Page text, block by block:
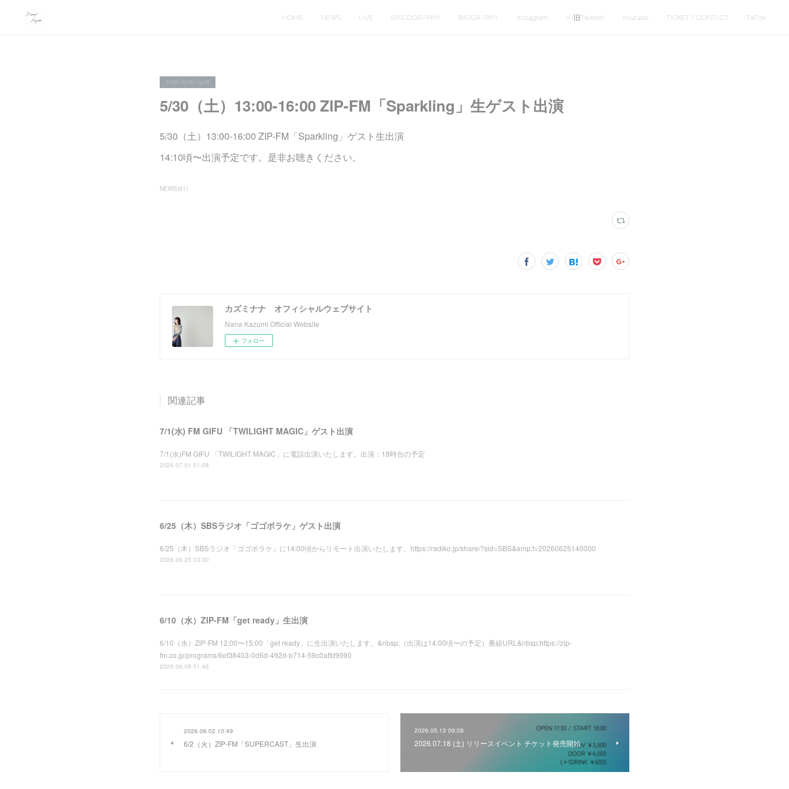
HOME NEWS LIVE DISCOGRAPHY BIOGRAPHY Instagram X (旧Twitter) Youtube TICKET / CONTACT TikTok
2026.05.26 09:18
5/30（土）13:00-16:00 ZIP-FM「Sparkling」生ゲスト出演
5/30（土）13:00-16:00 ZIP-FM「Sparkling」ゲスト生出演
14:10頃〜出演予定です。是非お聴きください。
NEWS(61)
カズミナナ オフィシャルウェブサイト
Nana Kazumi Official Website
フォロー
関連記事
7/1(水) FM GIFU 「TWILIGHT MAGIC」ゲスト出演
7/1(水)FM GIFU 「TWILIGHT MAGIC」に電話出演いたします。出演：18時台の予定
2026.07.01 01:08
6/25（木）SBSラジオ「ゴゴボラケ」ゲスト出演
6/25（木）SBSラジオ「ゴゴボラケ」に14:00頃からリモート出演いたします。https://radiko.jp/share/?sid=SBS&amp;t=20260625140000
2026.06.25 03:00
6/10（水）ZIP-FM「get ready」生出演
6/10（水）ZIP-FM 12:00〜15:00「get ready」に生出演いたします。&nbsp;（出演は14:00頃〜の予定）番組URL&nbsp;https://zip-
fm.co.jp/programs/6ef38403-0d6d-492d-b714-59c0affd9990
2026.06.08 01:46
2026.06.02 10:49
6/2（火）ZIP-FM「SUPERCAST」生出演
2026.05.13 09:08
2026.07.18 (土) リリースイベント チケット発売開始